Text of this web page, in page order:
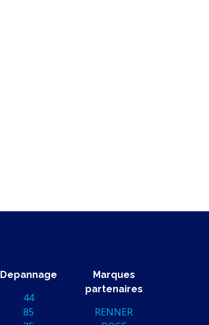
Depannage
44
85
Marques
partenaires
RENNER